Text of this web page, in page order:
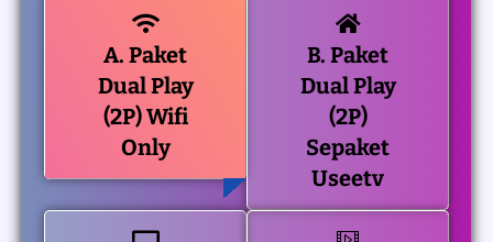
A. Paket
Dual Play
(2P) Wifi
Only
B. Paket
Dual Play
(2P)
Sepaket
Useetv